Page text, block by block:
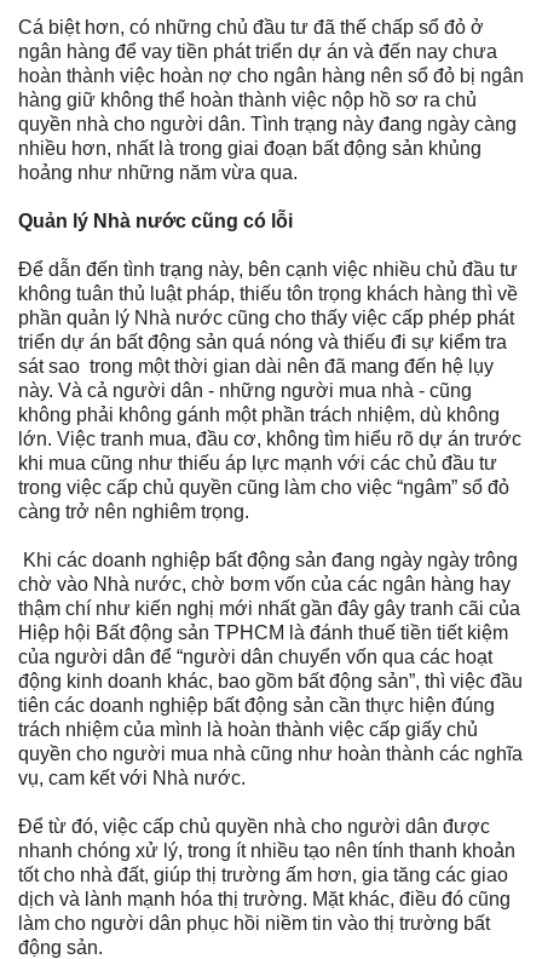
Cá biệt hơn, có những chủ đầu tư đã thế chấp sổ đỏ ở
ngân hàng để vay tiền phát triển dự án và đến nay chưa
hoàn thành việc hoàn nợ cho ngân hàng nên sổ đỏ bị ngân
hàng giữ không thể hoàn thành việc nộp hồ sơ ra chủ
quyền nhà cho người dân. Tình trạng này đang ngày càng
nhiều hơn, nhất là trong giai đoạn bất động sản khủng
hoảng như những năm vừa qua.
Quản lý Nhà nước cũng có lỗi
Để dẫn đến tình trạng này, bên cạnh việc nhiều chủ đầu tư
không tuân thủ luật pháp, thiếu tôn trọng khách hàng thì về
phần quản lý Nhà nước cũng cho thấy việc cấp phép phát
triển dự án bất động sản quá nóng và thiếu đi sự kiểm tra
sát sao trong một thời gian dài nên đã mang đến hệ lụy
này. Và cả người dân - những người mua nhà - cũng
không phải không gánh một phần trách nhiệm, dù không
lớn. Việc tranh mua, đầu cơ, không tìm hiểu rõ dự án trước
khi mua cũng như thiếu áp lực mạnh với các chủ đầu tư
trong việc cấp chủ quyền cũng làm cho việc “ngâm” sổ đỏ
càng trở nên nghiêm trọng.
Khi các doanh nghiệp bất động sản đang ngày ngày trông
chờ vào Nhà nước, chờ bơm vốn của các ngân hàng hay
thậm chí như kiến nghị mới nhất gần đây gây tranh cãi của
Hiệp hội Bất động sản TPHCM là đánh thuế tiền tiết kiệm
của người dân để “người dân chuyển vốn qua các hoạt
động kinh doanh khác, bao gồm bất động sản”, thì việc đầu
tiên các doanh nghiệp bất động sản cần thực hiện đúng
trách nhiệm của mình là hoàn thành việc cấp giấy chủ
quyền cho người mua nhà cũng như hoàn thành các nghĩa
vụ, cam kết với Nhà nước.
Để từ đó, việc cấp chủ quyền nhà cho người dân được
nhanh chóng xử lý, trong ít nhiều tạo nên tính thanh khoản
tốt cho nhà đất, giúp thị trường ấm hơn, gia tăng các giao
dịch và lành mạnh hóa thị trường. Mặt khác, điều đó cũng
làm cho người dân phục hồi niềm tin vào thị trường bất
động sản.